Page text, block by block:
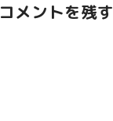
コメントを残す